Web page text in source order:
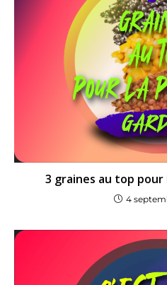
3 graines au top
4